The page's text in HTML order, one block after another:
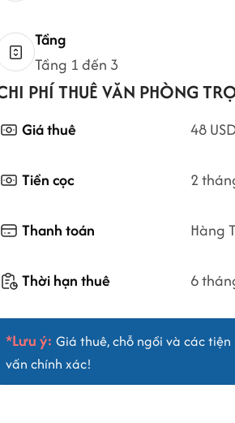
Tầng
Tầng 1 đến 3
PHÍ THUÊ VĂN PHÒNG
Giá thuê 48
Tiền cọc
2
Thanh toán
Hàng
Thời hạn thuê
6
*Lưu ý: Giá thuê, chỗ ngồi và các
vấn chính xác!